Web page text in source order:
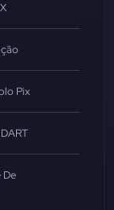
Pix
De